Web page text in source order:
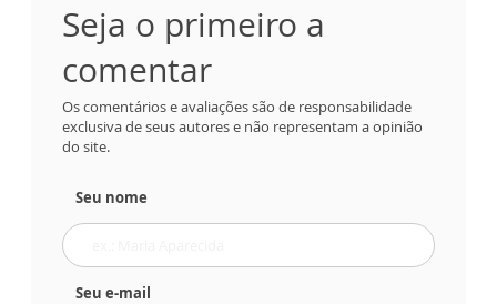
Seja o primeiro a
comentar
Os comentários e avaliações são de responsabilidade
exclusiva de seus autores e não representam a opinião
do site.
Seu nome
Seu e-mail